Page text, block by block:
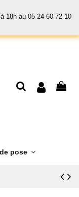
18h au 05 24 60 72 10
pose